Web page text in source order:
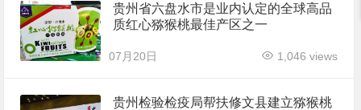
贵州省六盘水市是业内认定的全球高品
质红心猕猴桃最佳产区之一
07月20日 1,046 views
贵州检验检疫局帮扶修文县建立猕猴桃